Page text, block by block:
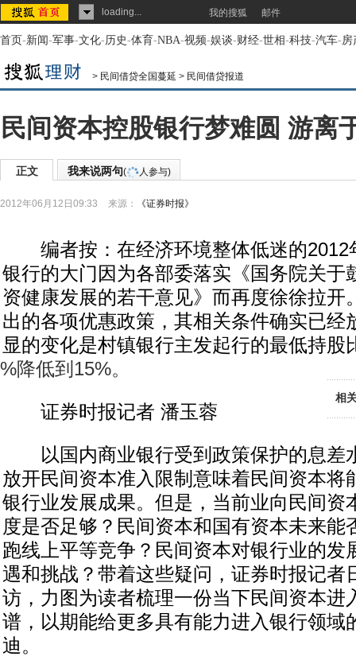
loading... 我的搜狐 邮件
首页-新闻-军事-文化-历史-体育-NBA-视频-娱谈-财经-世相-科技-汽车-房
> 民间借贷全国蔓延 > 民间借贷报道
民间资本控股银行梦难圆 游离
正文 我来说两句( 人参与)
2012年06月12日09:33 来源： 《证券时报》
编者按：在经济环境整体低迷的2012
银行的大门因为各部委落实《国务院关于
资健康发展的若干意见》而再度徐徐拉开
出的各项优惠政策，其相关条件确实已经
显的变化是村镇银行主发起行的最低持股
相
%降低到15%。
证券时报记者 潘玉蓉
以国内商业银行受到政策保护的息差
放开民间资本准入限制意味着民间资本将
银行业发展成果。但是，当前业向民间资
度是否足够？民间资本和国有资本未来能
跑线上平等竞争？民间资本对银行业的发
遇和挑战？带着这些疑问，证券时报记者
访，力图为读者梳理一份当下民间资本进
谱，以期能给更多具有能力进入银行领域
迪。